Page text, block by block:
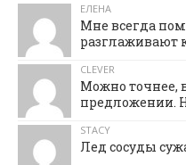
ЕЛЕНА
Мне всегда
разглаживают
CLEVER
Можно точнее,
предложении.
STACY
Лед сосуды